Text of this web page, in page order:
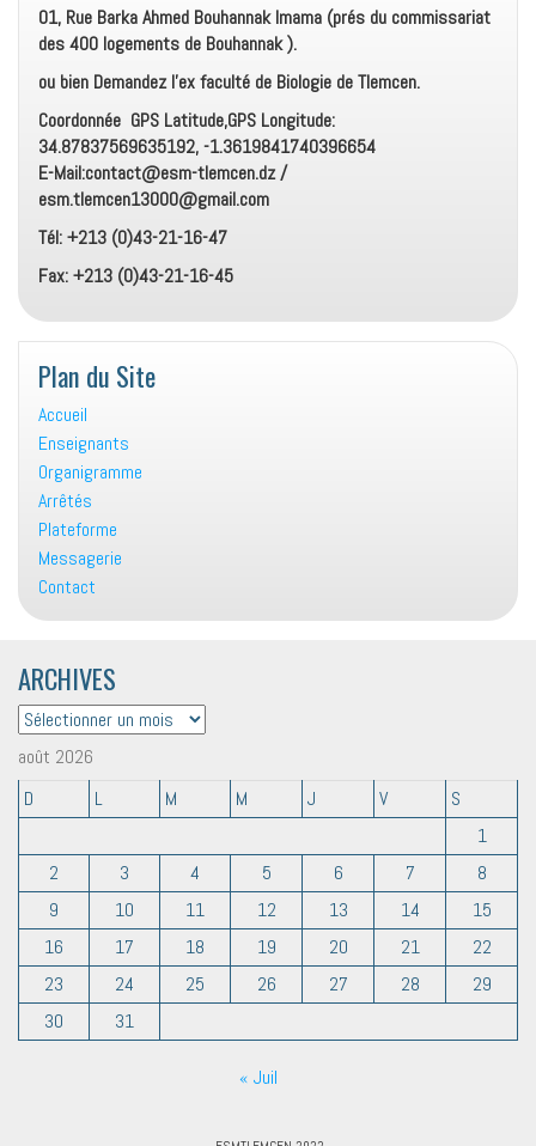
01, Rue Barka Ahmed Bouhannak Imama (prés du commissariat
des 400 logements de Bouhannak ).
ou bien Demandez l’ex faculté de Biologie de Tlemcen.
Coordonnée GPS Latitude,GPS Longitude:
34.87837569635192, -1.3619841740396654
E-Mail:contact@esm-tlemcen.dz /
esm.tlemcen13000@gmail.com
Tél: +213 (0)43-21-16-47
Fax: +213 (0)43-21-16-45
Plan du Site
Accueil
Enseignants
Organigramme
Arrêtés
Plateforme
Messagerie
Contact
ARCHIVES
ARCHIVES
août 2026
D
L M M J V
S
1
2
3 4 5 6 7
8
9
10 11 12 13 14
15
16
17 18 19 20 21
22
23
24 25 26 27 28
29
30
31
« Juil